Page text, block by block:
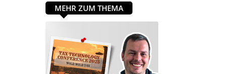
MEHR ZUM THEMA